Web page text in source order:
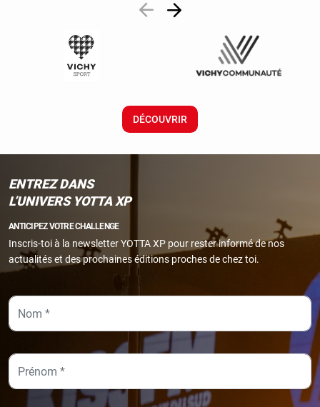
DÉCOUVRIR
ENTREZ DANS
L’UNIVERS YOTTA XP
ANTICIPEZ VOTRE CHALLENGE
Inscris-toi à la newsletter YOTTA XP pour rester informé de nos
actualités et des prochaines éditions proches de chez toi.